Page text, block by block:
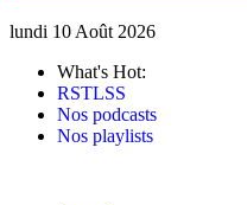
lundi 10 Août 2026
What's Hot:
RSTLSS
Nos podcasts
Nos playlists